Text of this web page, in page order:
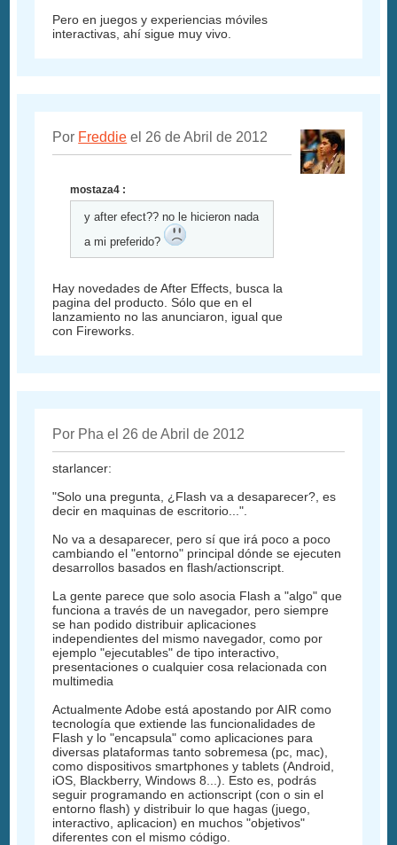
Pero en juegos y experiencias móviles
interactivas, ahí sigue muy vivo.
Por Freddie el 26 de Abril de 2012
mostaza4 :
y after efect?? no le hicieron nada
a mi preferido?
Hay novedades de After Effects, busca la
pagina del producto. Sólo que en el
lanzamiento no las anunciaron, igual que
con Fireworks.
Por Pha el 26 de Abril de 2012
starlancer:
"Solo una pregunta, ¿Flash va a desaparecer?, es
decir en maquinas de escritorio...".
No va a desaparecer, pero sí que irá poco a poco
cambiando el "entorno" principal dónde se ejecuten
desarrollos basados en flash/actionscript.
La gente parece que solo asocia Flash a "algo" que
funciona a través de un navegador, pero siempre
se han podido distribuir aplicaciones
independientes del mismo navegador, como por
ejemplo "ejecutables" de tipo interactivo,
presentaciones o cualquier cosa relacionada con
multimedia
Actualmente Adobe está apostando por AIR como
tecnología que extiende las funcionalidades de
Flash y lo "encapsula" como aplicaciones para
diversas plataformas tanto sobremesa (pc, mac),
como dispositivos smartphones y tablets (Android,
iOS, Blackberry, Windows 8...). Esto es, podrás
seguir programando en actionscript (con o sin el
entorno flash) y distribuir lo que hagas (juego,
interactivo, aplicacion) en muchos "objetivos"
diferentes con el mismo código.